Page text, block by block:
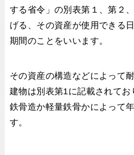
する省令」の別表第１、第２
げる、その資産が使用できる
期間のことをいいます。
その資産の構造などによって
建物は別表第1に記載されてお
鉄骨造か軽量鉄骨かによって
す。